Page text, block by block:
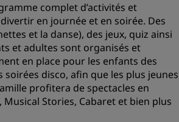
complet d’activités et
en journée et en soirée. Des
et la danse), des jeux, quiz ainsi
et adultes sont organisés et
en place pour les enfants des
disco, afin que les plus jeunes
profitera de spectacles en
Stories, Cabaret et bien plus